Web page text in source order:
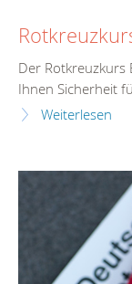
Der Rotkreuzkurs
Ihnen Sicherheit
Weiterlesen